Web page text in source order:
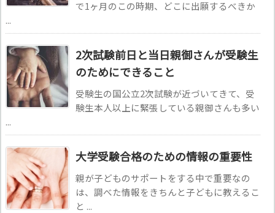
で1ヶ月のこの時期、どこに出願するべきか
...
2次試験前日と当日親御さんが受験生
のためにできること
受験生の国公立2次試験が近づいてきて、受
験生本人以上に緊張している親御さんも多い
...
大学受験合格のための情報の重要性
親が子どものサポートをする中で重要なの
は、調べた情報をきちんと子どもに教えるこ
と ...